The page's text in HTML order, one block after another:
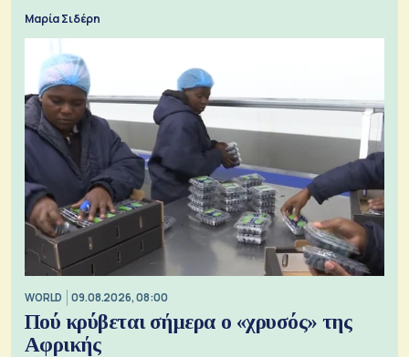
Μαρία Σιδέρη
WORLD 09.08.2026, 08:00
Πού κρύβεται σήμερα ο «χρυσός» της
Αφρικής